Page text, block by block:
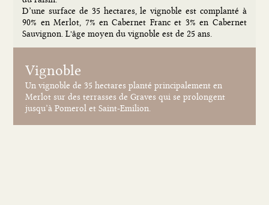
D’une surface de 35 hectares, le vignoble est complanté à
90% en Merlot, 7% en Cabernet Franc et 3% en Cabernet
Sauvignon.L'âge moyen du vignoble est de 25 ans.
Vignoble
Un vignoble de 35 hectares planté principalement en
Merlot sur des terrasses de Graves qui se prolongent
jusqu’à Pomerol et Saint-Emilion.